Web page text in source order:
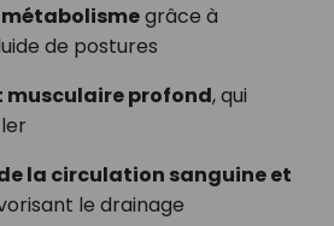
grâce à
de postures
musculaire profond, qui
la circulation sanguine et
le drainage